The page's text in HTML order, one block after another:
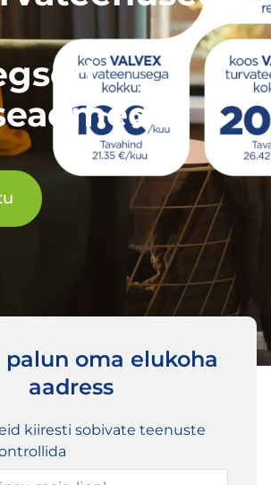
palun oma elukoha
aadress
kiiresti sobivate teenuste